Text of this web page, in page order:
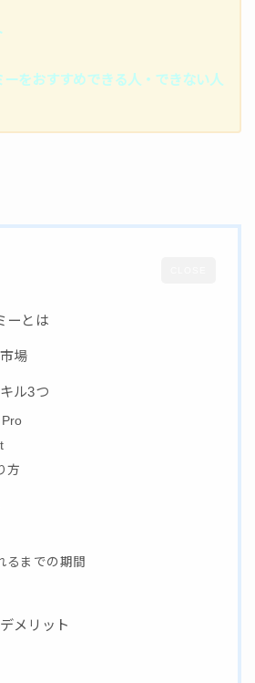
をおすすめできる人・できない人
ーとは
場
ル3つ
方
るまでの期間
メリット